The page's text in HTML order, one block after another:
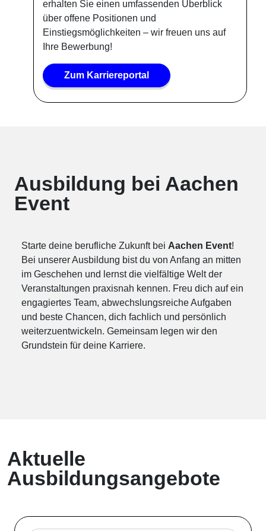
erhalten Sie einen umfassenden Überblick
über offene Positionen und
Einstiegsmöglichkeiten – wir freuen uns auf
Ihre Bewerbung!
Zum Karriereportal
Ausbildung bei Aachen
Event
Starte deine berufliche Zukunft bei Aachen Event!
Bei unserer Ausbildung bist du von Anfang an mitten
im Geschehen und lernst die vielfältige Welt der
Veranstaltungen praxisnah kennen. Freu dich auf ein
engagiertes Team, abwechslungsreiche Aufgaben
und beste Chancen, dich fachlich und persönlich
weiterzuentwickeln. Gemeinsam legen wir den
Grundstein für deine Karriere.
Aktuelle
Ausbildungsangebote